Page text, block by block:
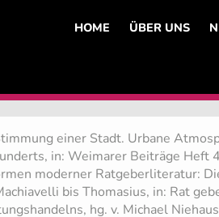
HOME ÜBER UNS
einer Stadt. Urbane
in: Weimarer Beiträge Heft
moderner Ratgeberliteratur:
bis Thomasius, in: Rat
hg. v. Michael